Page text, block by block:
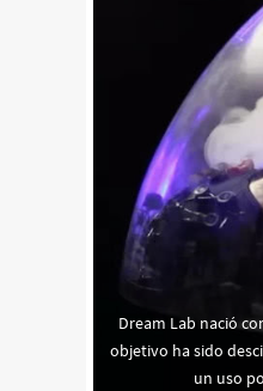
Dream Lab nació
objetivo ha sido
un uso